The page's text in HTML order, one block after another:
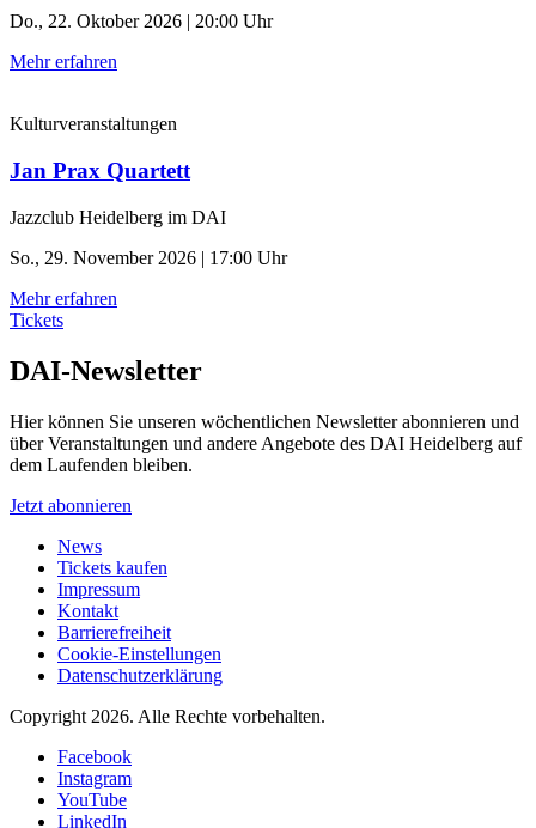
Do., 22. Oktober 2026 | 20:00 Uhr
Mehr erfahren
Kulturveranstaltungen
Jan Prax Quartett
Jazzclub Heidelberg im DAI
So., 29. November 2026 | 17:00 Uhr
Mehr erfahren
Tickets
DAI-Newsletter
Hier können Sie unseren wöchentlichen Newsletter abonnieren und
über Veranstaltungen und andere Angebote des DAI Heidelberg auf
dem Laufenden bleiben.
Jetzt abonnieren
News
Tickets kaufen
Impressum
Kontakt
Barrierefreiheit
Cookie-Einstellungen
Datenschutzerklärung
Copyright 2026. Alle Rechte vorbehalten.
Facebook
Instagram
YouTube
LinkedIn